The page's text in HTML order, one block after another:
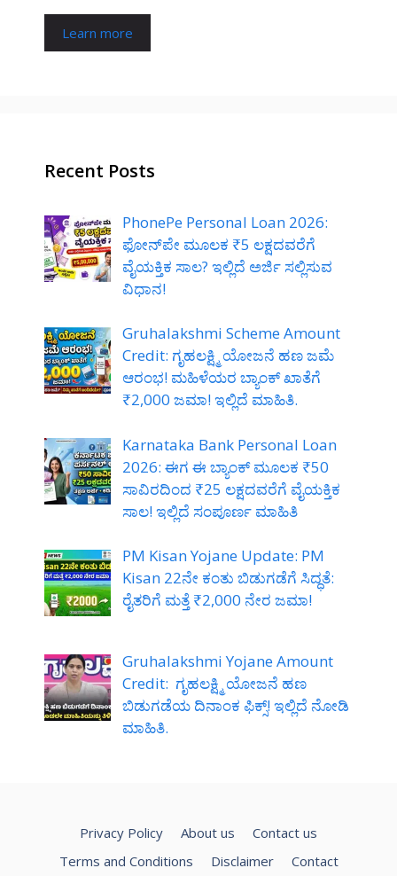
Learn more
Recent Posts
PhonePe Personal Loan 2026:
ಫೋನ್‌ಪೇ ಮೂಲಕ ₹5 ಲಕ್ಷದವರೆಗೆ
ವೈಯಕ್ತಿಕ ಸಾಲ? ಇಲ್ಲಿದೆ ಅರ್ಜಿ ಸಲ್ಲಿಸುವ
ವಿಧಾನ!
Gruhalakshmi Scheme Amount
Credit: ಗೃಹಲಕ್ಷ್ಮಿ ಯೋಜನೆ ಹಣ ಜಮೆ
ಆರಂಭ! ಮಹಿಳೆಯರ ಬ್ಯಾಂಕ್ ಖಾತೆಗೆ
₹2,000 ಜಮಾ! ಇಲ್ಲಿದೆ ಮಾಹಿತಿ.
Karnataka Bank Personal Loan
2026: ಈಗ ಈ ಬ್ಯಾಂಕ್ ಮೂಲಕ ₹50
ಸಾವಿರದಿಂದ ₹25 ಲಕ್ಷದವರೆಗೆ ವೈಯಕ್ತಿಕ
ಸಾಲ! ಇಲ್ಲಿದೆ ಸಂಪೂರ್ಣ ಮಾಹಿತಿ
PM Kisan Yojane Update: PM
Kisan 22ನೇ ಕಂತು ಬಿಡುಗಡೆಗೆ ಸಿದ್ಧತೆ:
ರೈತರಿಗೆ ಮತ್ತೆ ₹2,000 ನೇರ ಜಮಾ!
Gruhalakshmi Yojane Amount
Credit: ಗೃಹಲಕ್ಷ್ಮಿ ಯೋಜನೆ ಹಣ
ಬಿಡುಗಡೆಯ ದಿನಾಂಕ ಫಿಕ್ಸ್! ಇಲ್ಲಿದೆ ನೋಡಿ
ಮಾಹಿತಿ.
Privacy Policy About us
Contact us
Terms and Conditions
Disclaimer Contact